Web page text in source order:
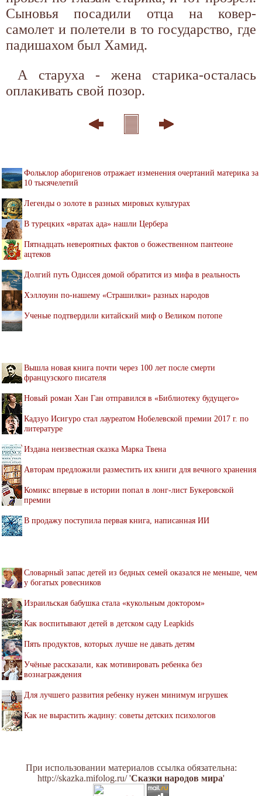
Сыновья посадили отца на ковер-
самолет и полетели в то государство, где
падишахом был Хамид.
А старуха - жена старика-осталась
оплакивать свой позор.
Фольклор аборигенов отражает изменения очертаний материка за
10 тысячелетий
Легенды о золоте в разных мировых культурах
В турецких «вратах ада» нашли Цербера
Пятнадцать невероятных фактов о божественном пантеоне
ацтеков
Долгий путь Одиссея домой обратится из мифа в реальность
Хэллоуин по-нашему «Страшилки» разных народов
Ученые подтвердили китайский миф о Великом потопе
Вышла новая книга почти через 100 лет после смерти
французского писателя
Новый роман Хан Ган отправился в «Библиотеку будущего»
Кадзуо Исигуро стал лауреатом Нобелевской премии 2017 г. по
литературе
Издана неизвестная сказка Марка Твена
Авторам предложили разместить их книги для вечного хранения
Комикс впервые в истории попал в лонг-лист Букеровской
премии
В продажу поступила первая книга, написанная ИИ
Словарный запас детей из бедных семей оказался не меньше, чем
у богатых ровесников
Израильская бабушка стала «кукольным доктором»
Как воспитывают детей в детском саду Leapkids
Пять продуктов, которых лучше не давать детям
Учёные рассказали, как мотивировать ребенка без
вознаграждения
Для лучшего развития ребенку нужен минимум игрушек
Как не вырастить жадину: советы детских психологов
При использовании материалов ссылка обязательна:
http://skazka.mifolog.ru/ 'Сказки народов мира'